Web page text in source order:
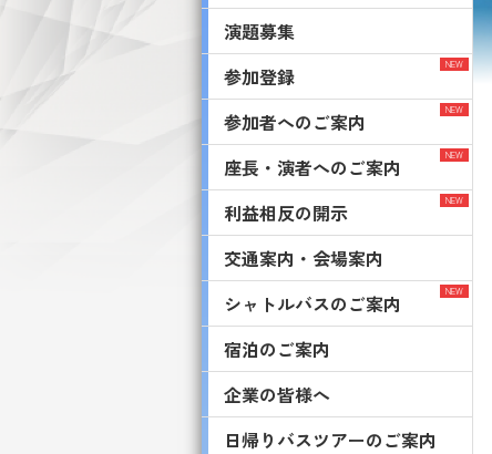
演題募集
参加登録
参加者へのご案内
座長・演者へのご案内
利益相反の開示
交通案内・会場案内
シャトルバスのご案内
宿泊のご案内
企業の皆様へ
日帰りバスツアーのご案内